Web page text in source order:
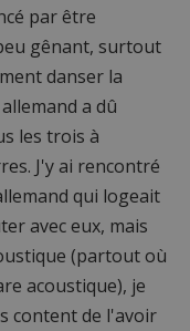
par être
gênant, surtout
danser la
a dû
les trois à
J'y ai rencontré
qui logeait
avec eux, mais
(partout où
acoustique), je
content de l'avoir